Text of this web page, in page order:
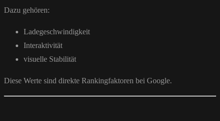
Dazu gehören:
Ladegeschwindigkeit
Interaktivität
visuelle Stabilität
Diese Werte sind direkte Rankingfaktoren bei Google.